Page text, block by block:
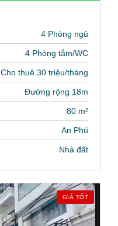
4 Phòng ngủ
4 Phòng tắm/WC
Cho thuê 30 triệu/tháng
Đường rộng 18m
80 m²
An Phú
Nhà đất
GIÁ TỐT